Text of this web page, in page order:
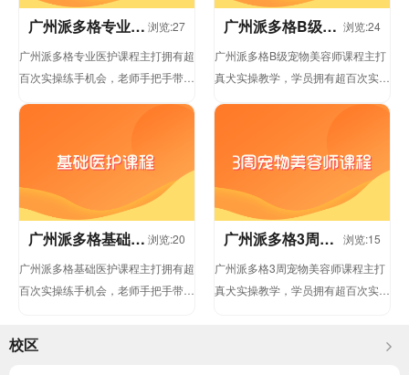
广州派多格专业医 浏览:27
广州派多格专业医护课程主打拥有超
百次实操练手机会，老师手把手带
广州派多格B级宠 浏览:24
广州派多格B级宠物美容师课程主打
真犬实操教学，学员拥有超百次实操
广州派多格基础医 浏览:20
广州派多格基础医护课程主打拥有超
百次实操练手机会，老师手把手带
广州派多格3周宠
浏览:15
广州派多格3周宠物美容师课程主打
真犬实操教学，学员拥有超百次实操
校区